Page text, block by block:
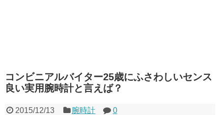
コンビニアルバイター25歳にふさわしいセンス
良い実用腕時計と言えば？
2015/12/13 腕時計 0